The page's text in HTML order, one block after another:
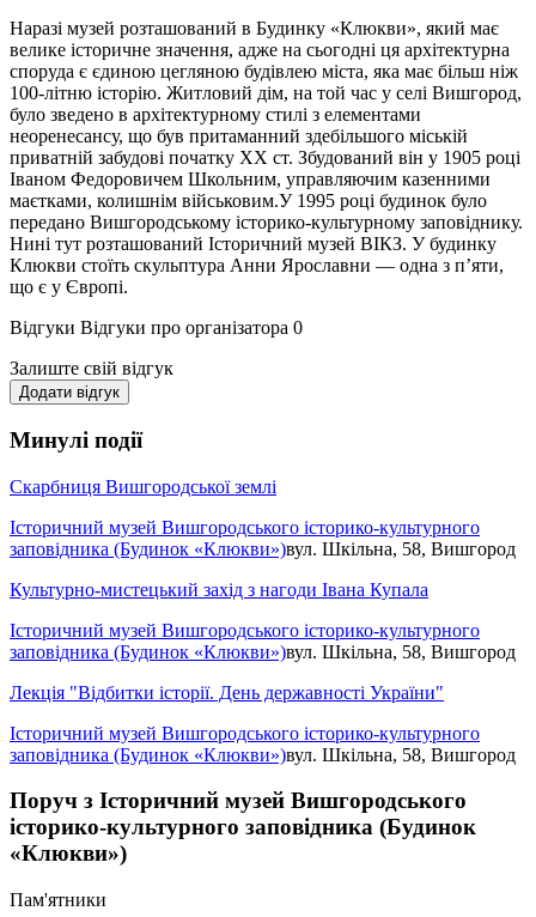
Наразі музей розташований в Будинку «Клюкви», який має
велике історичне значення, адже на сьогодні ця архітектурна
споруда є єдиною цегляною будівлею міста, яка має більш ніж
100-літню історію. Житловий дім, на той час у селі Вишгород,
було зведено в архітектурному стилі з елементами
неоренесансу, що був притаманний здебільшого міській
приватній забудові початку ХХ ст. Збудований він у 1905 році
Іваном Федоровичем Школьним, управляючим казенними
маєтками, колишнім військовим.У 1995 році будинок було
передано Вишгородському історико-культурному заповіднику.
Нині тут розташований Історичний музей ВІКЗ. У будинку
Клюкви стоїть скульптура Анни Ярославни — одна з п’яти,
що є у Європі.
Відгуки Відгуки про організатора 0
Залиште свій відгук
Додати відгук
Минулі події
Скарбниця Вишгородської землі
Історичний музей Вишгородського історико-культурного
заповідника (Будинок «Клюкви»)вул. Шкільна, 58, Вишгород
Культурно-мистецький захід з нагоди Івана Купала
Історичний музей Вишгородського історико-культурного
заповідника (Будинок «Клюкви»)вул. Шкільна, 58, Вишгород
Лекція "Відбитки історії. День державності України"
Історичний музей Вишгородського історико-культурного
заповідника (Будинок «Клюкви»)вул. Шкільна, 58, Вишгород
Поруч з Історичний музей Вишгородського
історико-культурного заповідника (Будинок
«Клюкви»)
Пам'ятники